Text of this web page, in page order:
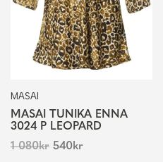
MASAI
MASAI TUNIKA ENNA
3024 P LEOPARD
1 080kr 540kr